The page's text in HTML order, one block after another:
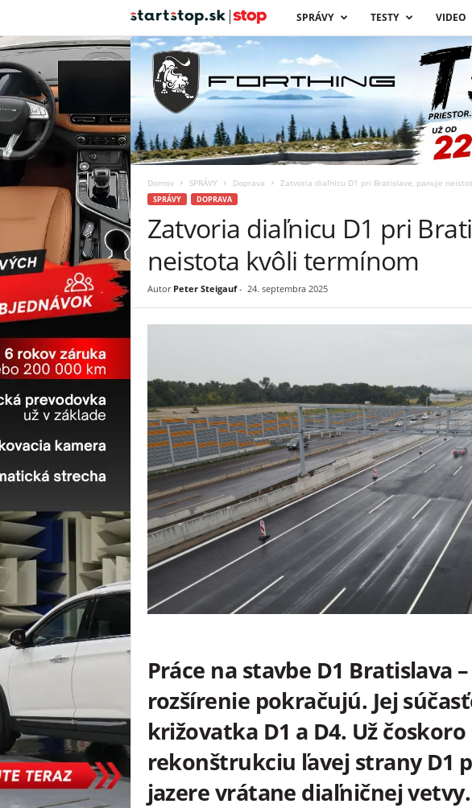
a
r
t
o
SPRÁVY TESTY VIDEO
Domov SPRÁVY Doprava Zatvoria diaľnicu D1 pri Bratislave, panuje
SPRÁVY DOPRAVA
Zatvoria diaľnicu D1 pri
neistota kvôli termínom
Autor Peter Steigauf- 24. septembra 2025
Práce na stavbe D1 Bratislava
rozšírenie pokračujú. Jej
križovatka D1 a D4. Už
rekonštrukciu ľavej strany D1
jazere vrátane diaľničnej vetvy.